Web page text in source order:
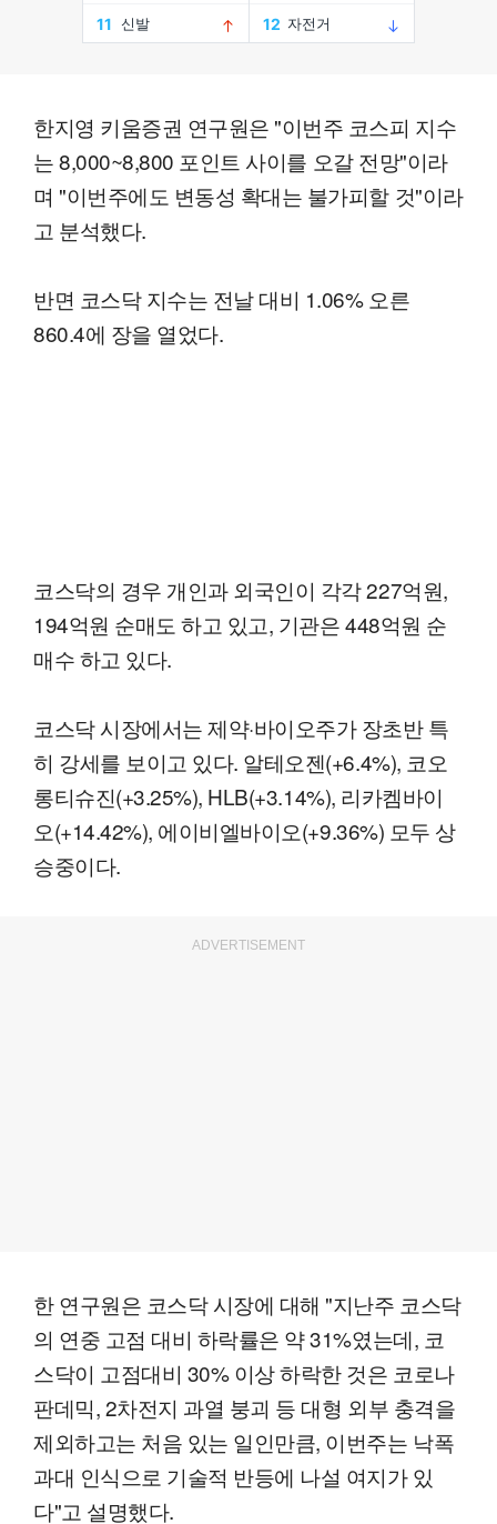
한지영 키움증권 연구원은 "이번주 코스피 지수
는 8,000~8,800 포인트 사이를 오갈 전망"이라
며 "이번주에도 변동성 확대는 불가피할 것"이라
고 분석했다.
반면 코스닥 지수는 전날 대비 1.06% 오른
860.4에 장을 열었다.
코스닥의 경우 개인과 외국인이 각각 227억원,
194억원 순매도 하고 있고, 기관은 448억원 순
매수 하고 있다.
코스닥 시장에서는 제약·바이오주가 장초반 특
히 강세를 보이고 있다. 알테오젠(+6.4%), 코오
롱티슈진(+3.25%), HLB(+3.14%), 리카켐바이
오(+14.42%), 에이비엘바이오(+9.36%) 모두 상
승중이다.
ADVERTISEMENT
한 연구원은 코스닥 시장에 대해 "지난주 코스닥
의 연중 고점 대비 하락률은 약 31%였는데, 코
스닥이 고점대비 30% 이상 하락한 것은 코로나
판데믹, 2차전지 과열 붕괴 등 대형 외부 충격을
제외하고는 처음 있는 일인만큼, 이번주는 낙폭
과대 인식으로 기술적 반등에 나설 여지가 있
다"고 설명했다.